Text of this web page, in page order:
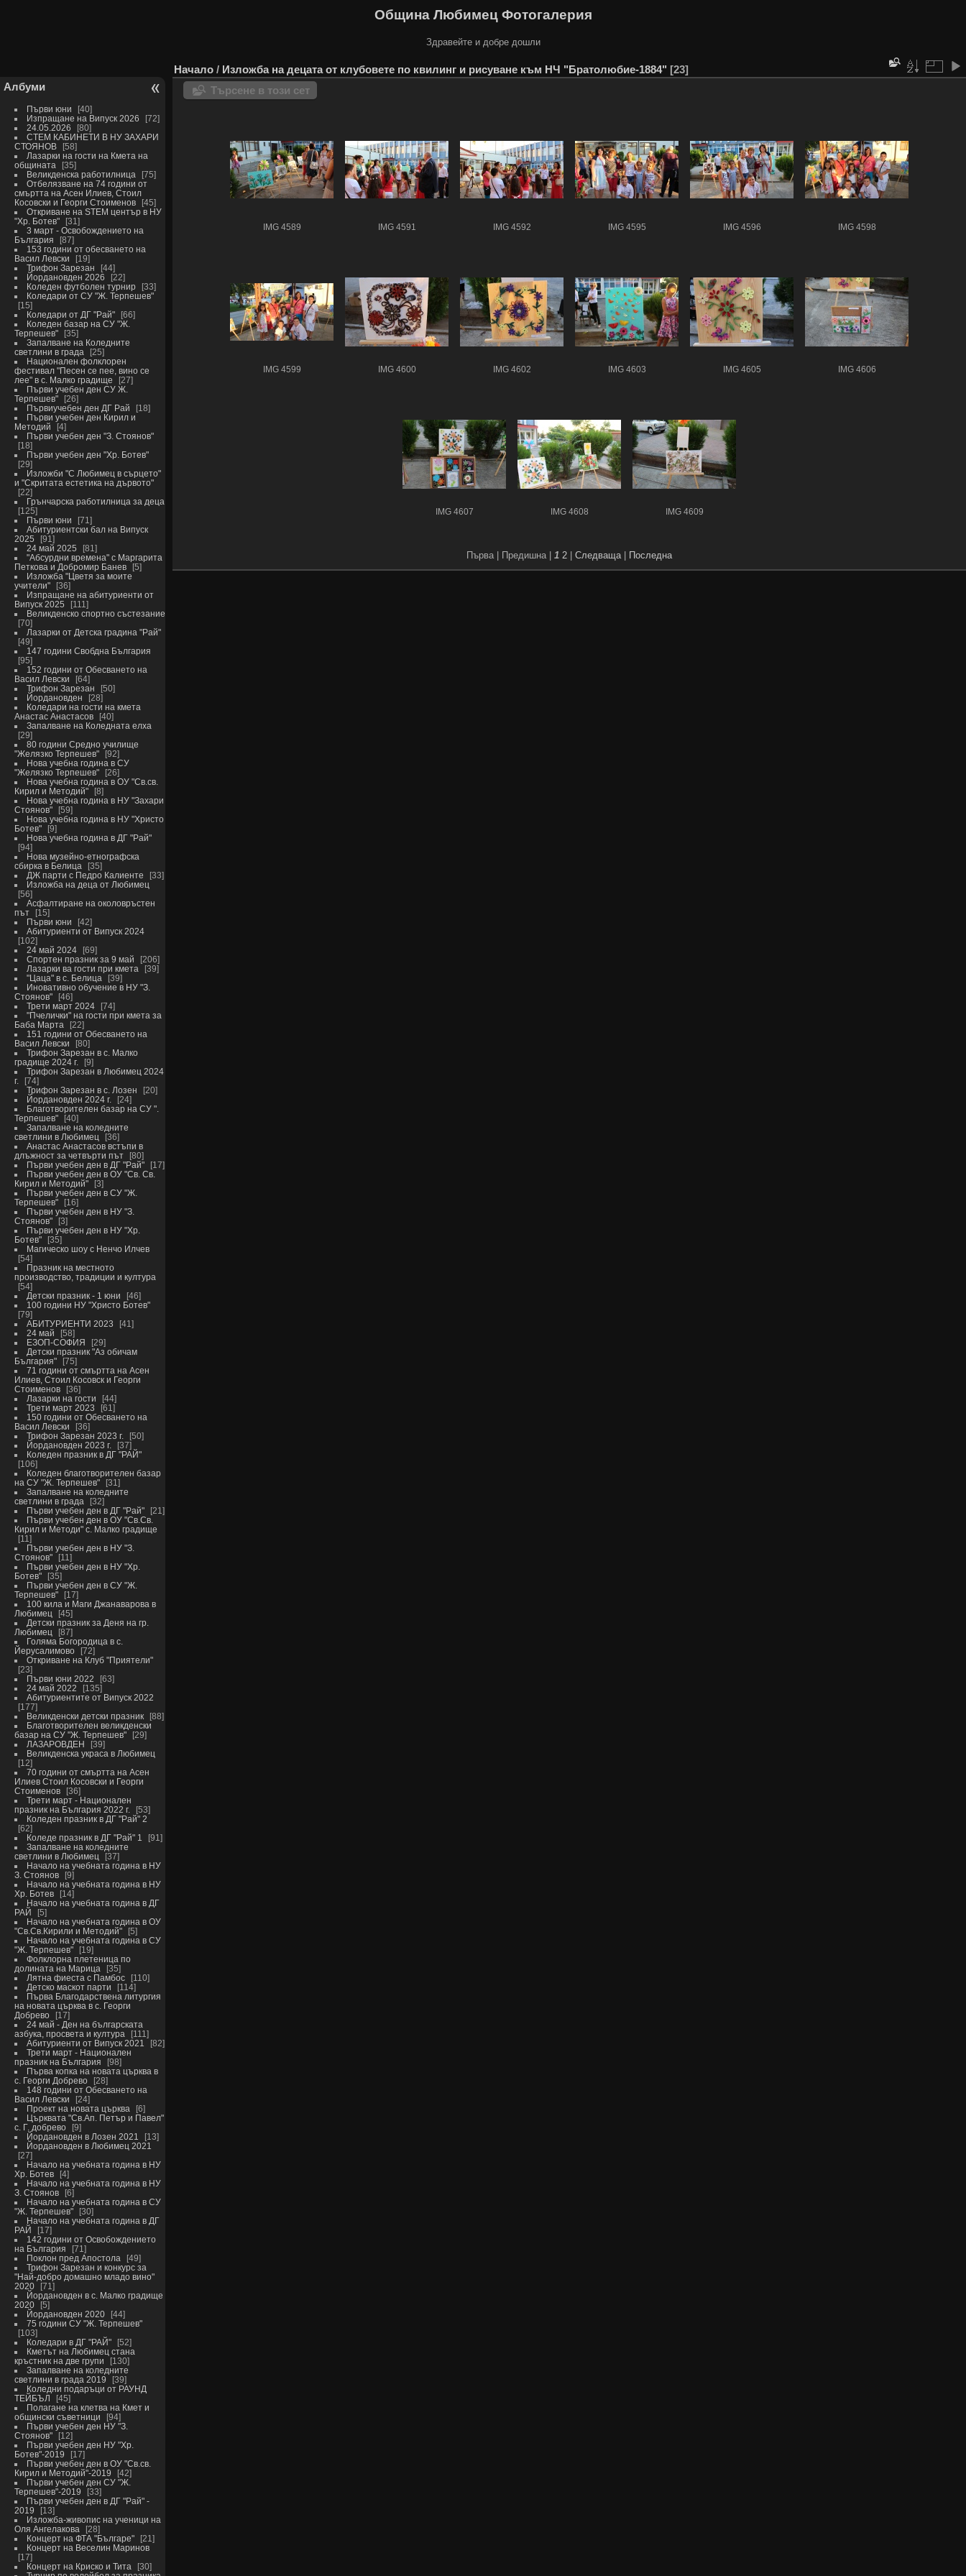
Община Любимец Фотогалерия
Здравейте и добре дошли
Албуми
Първи юни
40
Изпращане на Випуск 2026
72
24.05.2026
80
СТЕМ КАБИНЕТИ В НУ ЗАХАРИ
СТОЯНОВ
58
Лазарки на гости на Кмета на
общината
35
Великденска работилница
75
Отбелязване на 74 години от
смъртта на Асен Илиев, Стоил
Косовски и Георги Стоименов
45
Откриване на STEM център в НУ
"Хр. Ботев"
31
3 март - Освобождението на
България
87
153 години от обесването на
Васил Левски
19
Трифон Зарезан
44
Йордановден 2026
22
Коледен футболен турнир
33
Коледари от СУ "Ж. Терпешев"
15
Коледари от ДГ "Рай"
66
Коледен базар на СУ "Ж.
Терпешев"
35
Запалване на Коледните
светлини в града
25
Национален фолклорен
фестивал "Песен се пее, вино се
лее" в с. Малко градище
27
Първи учебен ден СУ Ж.
Терпешев"
26
Първиучебен ден ДГ Рай
18
Първи учебен ден Кирил и
Методий
4
Първи учебен ден "З. Стоянов"
18
Първи учебен ден "Хр. Ботев"
29
Изложби "С Любимец в сърцето"
и "Скритата естетика на дървото"
22
Грънчарска работилница за деца
125
Първи юни
71
Абитуриентски бал на Випуск
2025
91
24 май 2025
81
"Абсурдни времена" с Маргарита
Петкова и Добромир Банев
5
Изложба "Цветя за моите
учители"
36
Изпращане на абитуриенти от
Випуск 2025
111
Великденско спортно състезание
70
Лазарки от Детска градина "Рай"
49
147 години Свобдна България
95
152 години от Обесването на
Васил Левски
64
Трифон Зарезан
50
Йордановден
28
Коледари на гости на кмета
Анастас Анастасов
40
Запалване на Коледната елха
29
80 години Средно училище
"Желязко Терпешев"
92
Нова учебна година в СУ
"Желязко Терпешев"
26
Нова учебна година в ОУ "Св.св.
Кирил и Методий"
8
Нова учебна година в НУ "Захари
Стоянов"
59
Нова учебна година в НУ "Христо
Ботев"
9
Нова учебна година в ДГ "Рай"
94
Нова музейно-етнографска
сбирка в Белица
35
ДЖ парти с Педро Калиенте
33
Изложба на деца от Любимец
56
Асфалтиране на околовръстен
път
15
Първи юни
42
Абитуриенти от Випуск 2024
102
24 май 2024
69
Спортен празник за 9 май
206
Лазарки ва гости при кмета
39
"Цаца" в с. Белица
39
Иновативно обучение в НУ "З.
Стоянов"
46
Трети март 2024
74
"Пчелички" на гости при кмета за
Баба Марта
22
151 години от Обесването на
Васил Левски
80
Трифон Зарезан в с. Малко
градище 2024 г.
9
Трифон Зарезан в Любимец 2024
г.
74
Трифон Зарезан в с. Лозен
20
Йордановден 2024 г.
24
Благотворителен базар на СУ ".
Терпешев"
40
Запалване на коледните
светлини в Любимец
36
Анастас Анастасов встъпи в
длъжност за четвърти път
80
Първи учебен ден в ДГ "Рай"
17
Първи учебен ден в ОУ "Св. Св.
Кирил и Методий"
3
Първи учебен ден в СУ "Ж.
Терпешев"
16
Първи учебен ден в НУ "З.
Стоянов"
3
Първи учебен ден в НУ "Хр.
Ботев"
35
Магическо шоу с Ненчо Илчев
54
Празник на местното
производство, традиции и култура
54
Детски празник - 1 юни
46
100 години НУ "Христо Ботев"
79
АБИТУРИЕНТИ 2023
41
24 май
58
ЕЗОП-СОФИЯ
29
Детски празник "Аз обичам
България"
75
71 години от смъртта на Асен
Илиев, Стоил Косовск и Георги
Стоименов
36
Лазарки на гости
44
Трети март 2023
61
150 години от Обесването на
Васил Левски
36
Трифон Зарезан 2023 г.
50
Йордановден 2023 г.
37
Коледен празник в ДГ "РАЙ"
106
Коледен благотворителен базар
на СУ "Ж. Терпешев"
31
Запалване на коледните
светлини в града
32
Първи учебен ден в ДГ "Рай"
21
Първи учебен ден в ОУ "Св.Св.
Кирил и Методи" с. Малко градище
11
Първи учебен ден в НУ "З.
Стоянов"
11
Първи учебен ден в НУ "Хр.
Ботев"
35
Първи учебен ден в СУ "Ж.
Терпешев"
17
100 кила и Маги Джанаварова в
Любимец
45
Детски празник за Деня на гр.
Любимец
87
Голяма Богородица в с.
Йерусалимово
72
Откриване на Клуб "Приятели"
23
Първи юни 2022
63
24 май 2022
135
Абитуриентите от Випуск 2022
177
Великденски детски празник
88
Благотворителен великденски
базар на СУ "Ж. Терпешев"
29
ЛАЗАРОВДЕН
39
Великденска украса в Любимец
12
70 години от смъртта на Асен
Илиев Стоил Косовски и Георги
Стоименов
36
Трети март - Национален
празник на България 2022 г.
53
Коледен празник в ДГ "Рай" 2
62
Коледе празник в ДГ "Рай" 1
91
Запалване на коледните
светлини в Любимец
37
Начало на учебната година в НУ
З. Стоянов
9
Начало на учебната година в НУ
Хр. Ботев
14
Начало на учебната година в ДГ
РАЙ
5
Начало на учебната година в ОУ
"Св.Св.Кирили и Методий"
5
Начало на учебната година в СУ
"Ж. Терпешев"
19
Фолклорна плетеница по
долината на Марица
35
Лятна фиеста с Памбос
110
Детско маскот парти
114
Първа Благодарствена литургия
на новата църква в с. Георги
Добрево
17
24 май - Ден на българската
азбука, просвета и култура
111
Абитуриенти от Випуск 2021
82
Трети март - Национален
празник на България
98
Първа копка на новата църква в
с. Георги Добрево
28
148 години от Обесването на
Васил Левски
24
Проект на новата църква
6
Църквата "Св.Ап. Петър и Павел"
с. Г. добрево
9
Йордановден в Лозен 2021
13
Йордановден в Любимец 2021
27
Начало на учебната година в НУ
Хр. Ботев
4
Начало на учебната година в НУ
З. Стоянов
6
Начало на учебната година в СУ
"Ж. Терпешев"
30
Начало на учебната година в ДГ
РАЙ
17
142 години от Освобождението
на България
71
Поклон пред Апостола
49
Трифон Зарезан и конкурс за
"Най-добро домашно младо вино"
2020
71
Йордановден в с. Малко градище
2020
5
Йордановден 2020
44
75 години СУ "Ж. Терпешев"
103
Коледари в ДГ "РАЙ"
52
Кметът на Любимец стана
кръстник на две групи
130
Запалване на коледните
светлини в града 2019
39
Коледни подаръци от РАУНД
ТЕЙБЪЛ
45
Полагане на клетва на Кмет и
общински съветници
94
Първи учебен ден НУ "З.
Стоянов"
12
Първи учебен ден НУ "Хр.
Ботев"-2019
17
Първи учебен ден в ОУ "Св.св.
Кирил и Методий"-2019
42
Първи учебен ден СУ "Ж.
Терпешев"-2019
33
Първи учебен ден в ДГ "Рай" -
2019
13
Изложба-живопис на ученици на
Оля Ангелакова
28
Концерт на ФТА "Българе"
21
Концерт на Веселин Маринов
17
Концерт на Криско и Тита
30
Начало / Изложба на децата от клубовете по квилинг и рисуване към НЧ "Братолюбие-1884" 23
Търсене в този сет
IMG 4589 IMG 4591 IMG 4592 IMG 4595 IMG 4596 IMG 4598
IMG 4599 IMG 4600 IMG 4602 IMG 4603 IMG 4605 IMG 4606
IMG 4607 IMG 4608 IMG 4609
Първа | Предишна | 1 2 Следваща Последна